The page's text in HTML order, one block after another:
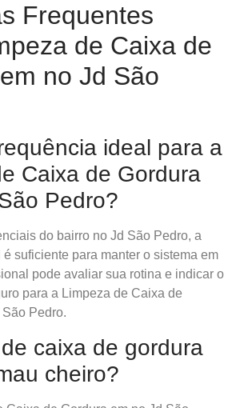
Frequentes
de Caixa de
no Jd São
ideal para a
Caixa de Gordura
Pedro?
do bairro no Jd São Pedro, a
é suficiente para manter o sistema em
pode avaliar sua rotina e indicar o
para a Limpeza de Caixa de
Pedro.
caixa de gordura
cheiro?